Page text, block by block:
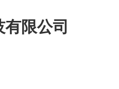
可根据客户需求
研单位先发货和
试剂
限公司